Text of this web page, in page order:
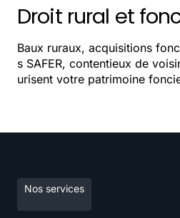
Droit rural et
Baux ruraux, acquisitions
s SAFER, contentieux de
urisent votre patrimoine
Nos services